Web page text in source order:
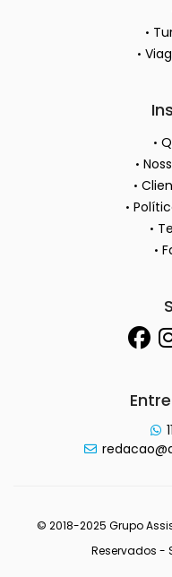
© 2018-2025 Grupo
Reservados -